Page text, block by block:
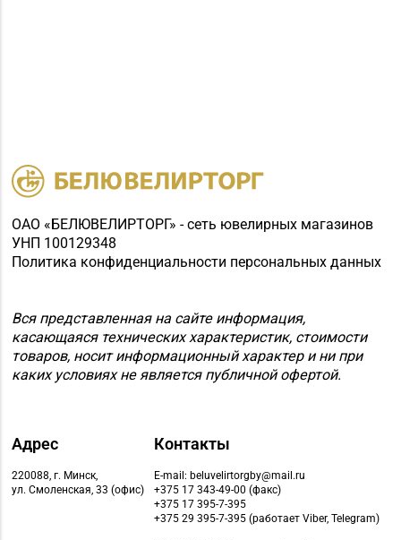
ОАО «БЕЛЮВЕЛИРТОРГ» - сеть ювелирных магазинов
УНП 100129348
Политика конфиденциальности персональных данных
Вся представленная на сайте информация,
касающаяся технических характеристик, стоимости
товаров, носит информационный характер и ни при
каких условиях не является публичной офертой.
Адрес
220088, г. Минск,
ул. Смоленская, 33 (офис)
Контакты
E-mail: beluvelirtorgby@mail.ru
+375 17 343-49-00 (факс)
+375 17 395-7-395
+375 29 395-7-395 (работает Viber, Telegram)